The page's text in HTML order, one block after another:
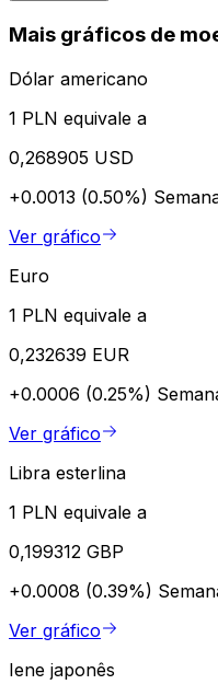
Mais gráficos de
Dólar americano
1 PLN equivale a
0,268905 USD
+0.0013 (0.50%)
Ver gráfico
Euro
1 PLN equivale a
0,232639 EUR
+0.0006 (0.25%)
Ver gráfico
Libra esterlina
1 PLN equivale a
0,199312 GBP
+0.0008 (0.39%)
Ver gráfico
Iene japonês